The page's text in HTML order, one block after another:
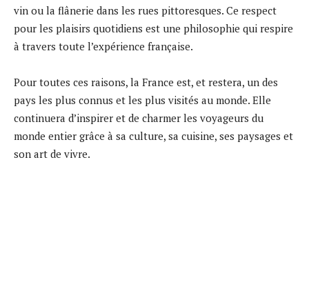
vin ou la flânerie dans les rues pittoresques. Ce respect
pour les plaisirs quotidiens est une philosophie qui respire
à travers toute l’expérience française.
Pour toutes ces raisons, la France est, et restera, un des
pays les plus connus et les plus visités au monde. Elle
continuera d’inspirer et de charmer les voyageurs du
monde entier grâce à sa culture, sa cuisine, ses paysages et
son art de vivre.